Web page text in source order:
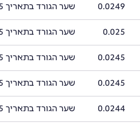
0.0249 שער הגורד בתאריך 06/11/2025 הוא 0.0249
0.025 שער הגורד בתאריך 07/11/2025 הוא 0.025
0.0245 שער הגורד בתאריך 08/11/2025 הוא 0.0245
0.0245 שער הגורד בתאריך 09/11/2025 הוא 0.0245
0.0244 שער הגורד בתאריך 10/11/2025 הוא 0.0244